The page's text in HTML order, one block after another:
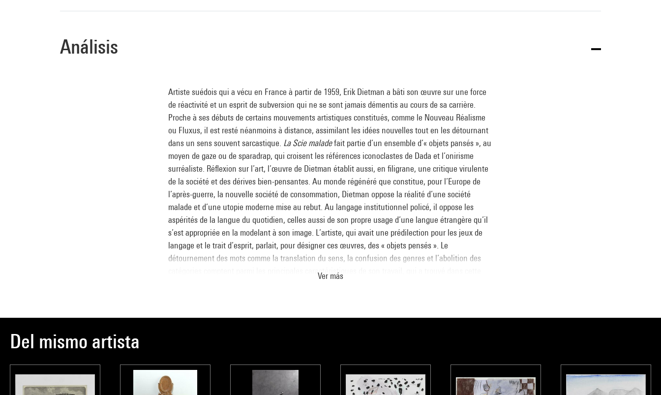
Análisis
Artiste suédois qui a vécu en France à partir de 1959, Erik Dietman a bâti son œuvre sur une force
de réactivité et un esprit de subversion qui ne se sont jamais démentis au cours de sa carrière.
Proche à ses débuts de certains mouvements artistiques constitués, comme le Nouveau Réalisme
ou Fluxus, il est resté néanmoins à distance, assimilant les idées nouvelles tout en les détournant
dans un sens souvent sarcastique. La Scie maladefait partie d’un ensemble d’« objets pansés », au
moyen de gaze ou de sparadrap, qui croisent les références iconoclastes de Dada et l’onirisme
surréaliste. Réflexion sur l’art, l’œuvre de Dietman établit aussi, en filigrane, une critique virulente
de la société et des dérives bien-pensantes. Au monde régénéré que constitue, pour l’Europe de
l’après-guerre, la nouvelle société de consommation, Dietman oppose la réalité d’une société
malade et d’une utopie moderne mise au rebut. Au langage institutionnel policé, il oppose les
aspérités de la langue du quotidien, celles aussi de son propre usage d’une langue étrangère qu’il
s’est appropriée en la modelant à son image. L’artiste, qui avait une prédilection pour les jeux de
langage et le trait d’esprit, parlait, pour désigner ces œuvres, des « objets pensés ». Le
détournement des mots comme la translation du sens, la confusion des genres et l’abolition des
catégories comptent parmi les principales caractéristiques de son travail, qui a trouvé dans cette
Ver más
Del mismo artista